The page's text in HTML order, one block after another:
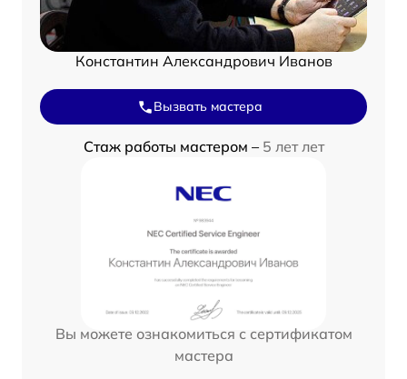
Константин Александрович Иванов
Вызвать мастера
Стаж работы мастером – 5 лет лет
Вы можете ознакомиться с сертификатом
мастера